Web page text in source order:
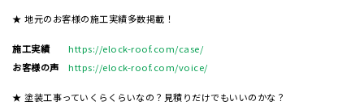
★ 地元のお客様の施工実績多数掲載！
施工実績
https://elock-roof.com/case/
お客様の声
https://elock-roof.com/voice/
★ 塗装工事っていくらくらいなの？見積りだけでもいいのかな？